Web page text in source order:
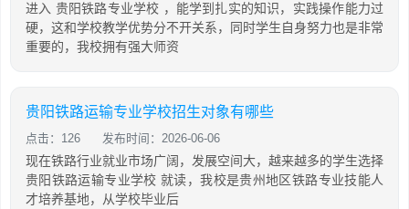
进入 贵阳铁路专业学校 ，能学到扎实的知识，实践操作能力过
硬，这和学校教学优势分不开关系，同时学生自身努力也是非常
重要的，我校拥有强大师资
贵阳铁路运输专业学校招生对象有哪些
点击：126 发布时间：2026-06-06
现在铁路行业就业市场广阔，发展空间大，越来越多的学生选择
贵阳铁路运输专业学校 就读，我校是贵州地区铁路专业技能人
才培养基地，从学校毕业后